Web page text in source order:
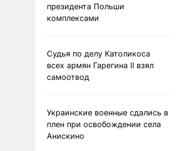
президента Польши
комплексами
Судья по делу Католикоса
всех армян Гарегина II взял
самоотвод
Украинские военные сдались в
плен при освобождении села
Анискино